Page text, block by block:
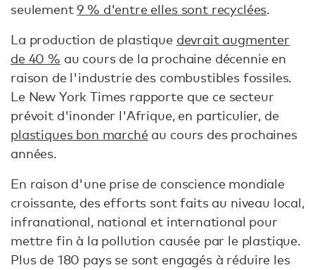
seulement9 % d'entre elles sont recyclées.
La production de plastique devrait augmenter
de 40 % au cours de la prochaine décennie en
raison de l'industrie des combustibles fossiles.
Le New York Times rapporte que ce secteur
prévoit d'inonder l'Afrique, en particulier, de
plastiques bon marchéau cours des prochaines
années.
En raison d'une prise de conscience mondiale
croissante, des efforts sont faits au niveau local,
infranational, national et international pour
mettre fin à la pollution causée par le plastique.
Plus de 180 pays se sont engagés à réduire les